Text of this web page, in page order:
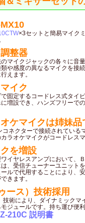
×3セットと簡易マイク
整器
マイクジャックの各々に音
や感度の異なるマイクを接
えます。
イク
固定するコードレス式タイ
増設でき、ハンズフリーで
ケマイクは姉妹品
ネクターで接続されている
ラオケマイクがコードレス
を増設
イヤレスアンプにおいて、
、受信チューナーユニット
ルで代用することにより、
きます。
ース）技術採用
術により、ダイナミックマ
ジュールです。持ち運び便
210C 説明書